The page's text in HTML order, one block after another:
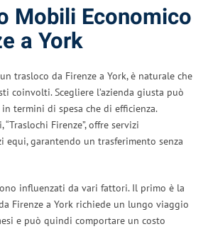
Mobili Economico
a York
trasloco da Firenze a York, è naturale che
coinvolti. Scegliere l’azienda giusta può
termini di spesa che di efficienza.
“Traslochi Firenze”, offre servizi
equi, garantendo un trasferimento senza
influenzati da vari fattori. Il primo è la
Firenze a York richiede un lungo viaggio
e può quindi comportare un costo